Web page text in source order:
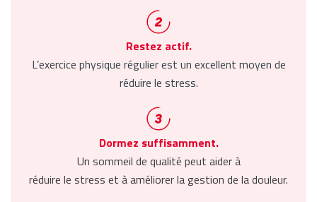
Restez actif.
L’exercice physique régulier est un excellent moyen de
réduire le stress.
Dormez suffisamment.
Un sommeil de qualité peut aider à
réduire le stress et à améliorer la gestion de la douleur.